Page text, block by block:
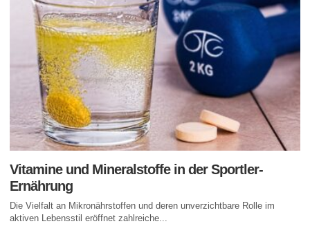
Vitamine und Mineralstoffe in der Sportler-
Ernährung
Die Vielfalt an Mikronährstoffen und deren unverzichtbare Rolle im
aktiven Lebensstil eröffnet zahlreiche...